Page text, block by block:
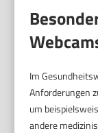
Im
Anforderungen
um
andere